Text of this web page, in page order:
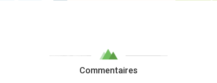
Commentaires